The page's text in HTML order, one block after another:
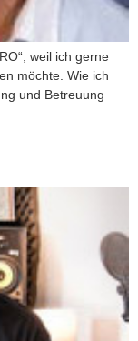
weil ich gerne
möchte. Wie ich
und Betreuung